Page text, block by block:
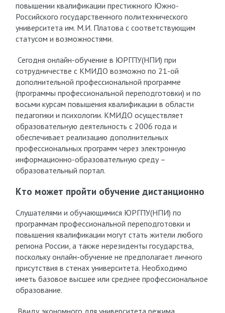
повышении квалификации престижного Южно-
Российского государственного политехнического
университета им. М.И. Платова с соответствующим
статусом и возможностями.
Сегодня онлайн-обучение в ЮРГПУ(НПИ) при
сотрудничестве с КМИДО возможно по 21-ой
дополнительной профессиональной программе
(программы профессиональной переподготовки) и по
восьми курсам повышения квалификации в области
педагогики и психологии. КМИДО осуществляет
образовательную деятельность с 2006 года и
обеспечивает реализацию дополнительных
профессиональных программ через электронную
информационно-образовательную среду –
образовательный портал.
Кто может пройти обучение дистанционно
Слушателями и обучающимися ЮРГПУ(НПИ) по
программам профессиональной переподготовки и
повышения квалификации могут стать жители любого
региона России, а также нерезиденты государства,
поскольку онлайн-обучение не предполагает личного
присутствия в стенах университета. Необходимо
иметь базовое высшее или среднее профессиональное
образование.
Ввиду экономного для университета режима